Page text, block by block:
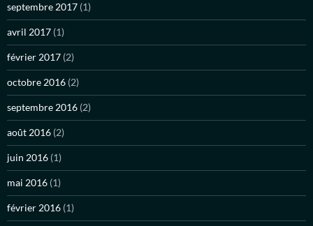
septembre 2017 (1)
avril 2017 (1)
février 2017 (2)
octobre 2016 (2)
septembre 2016 (2)
août 2016 (2)
juin 2016 (1)
mai 2016 (1)
février 2016 (1)